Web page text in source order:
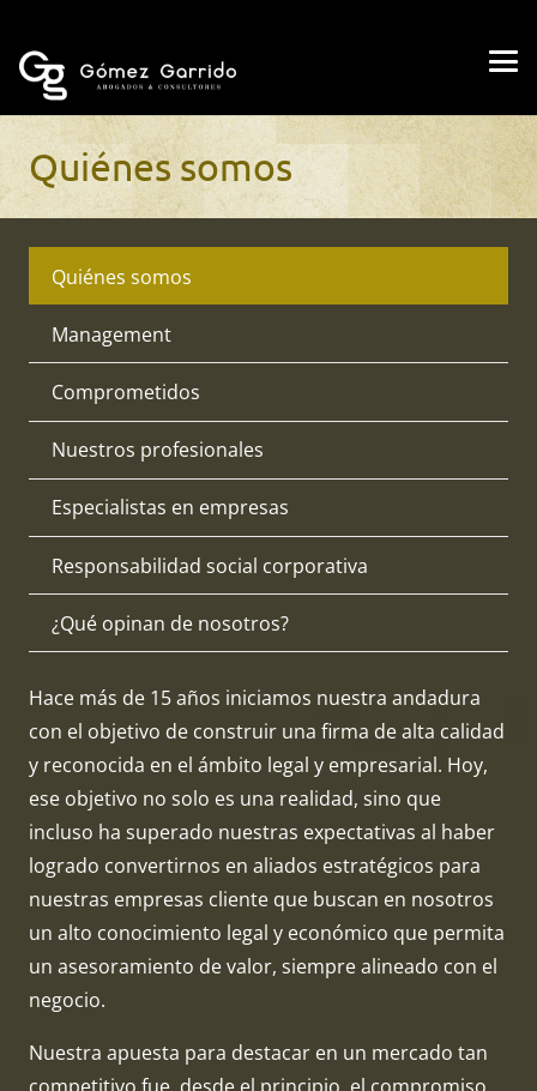
Quiénes somos
Quiénes somos
Management
Comprometidos
Nuestros profesionales
Especialistas en empresas
Responsabilidad social corporativa
¿Qué opinan de nosotros?
Hace más de 15 años iniciamos nuestra andadura
con el objetivo de construir una firma de alta calidad
y reconocida en el ámbito legal y empresarial. Hoy,
ese objetivo no solo es una realidad, sino que
incluso ha superado nuestras expectativas al haber
logrado convertirnos en aliados estratégicos para
nuestras empresas cliente que buscan en nosotros
un alto conocimiento legal y económico que permita
un asesoramiento de valor, siempre alineado con el
negocio.
Nuestra apuesta para destacar en un mercado tan